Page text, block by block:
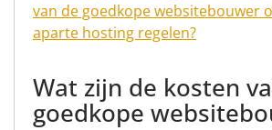
van de goedkope websitebouwer
aparte hosting regelen?
Wat zijn de kosten
goedkope